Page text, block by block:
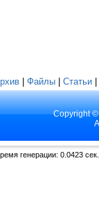
Файлы Статьи
Copyright
генерации: 0.0423